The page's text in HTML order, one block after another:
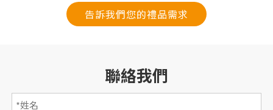
告訴我們您的禮品需求
聯絡我們